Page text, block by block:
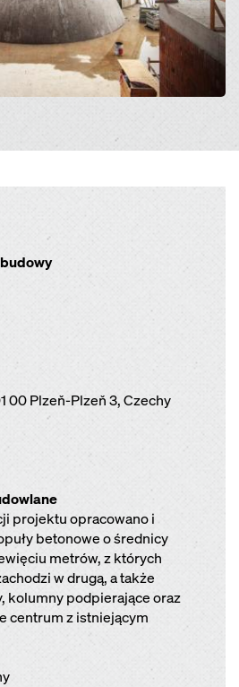
00 Plzeň-Plzeň 3, Czechy
projektu opracowano i
betonowe o średnicy
metrów, z których
w drugą, a także
kolumny podpierające oraz
centrum z istniejącym